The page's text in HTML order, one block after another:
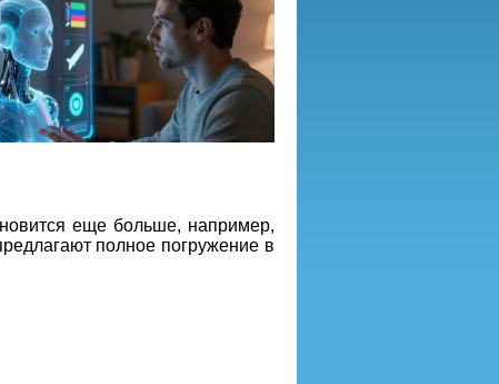
еще больше, например,
полное погружение в